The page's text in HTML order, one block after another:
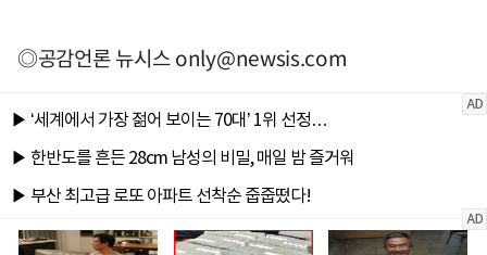
◎공감언론 뉴시스only@newsis.com